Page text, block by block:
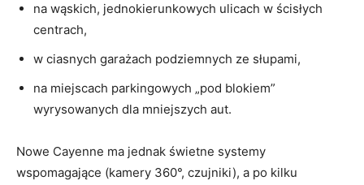
na wąskich, jednokierunkowych ulicach w ścisłych
centrach,
w ciasnych garażach podziemnych ze słupami,
na miejscach parkingowych „pod blokiem”
wyrysowanych dla mniejszych aut.
Nowe Cayenne ma jednak świetne systemy
wspomagające (kamery 360°, czujniki), a po kilku